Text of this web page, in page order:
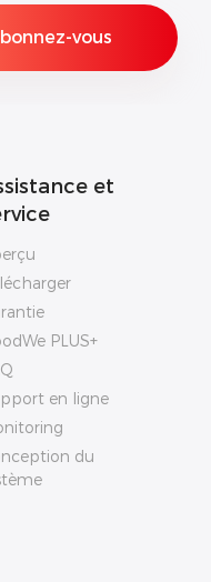
et
PLUS+
en ligne
du